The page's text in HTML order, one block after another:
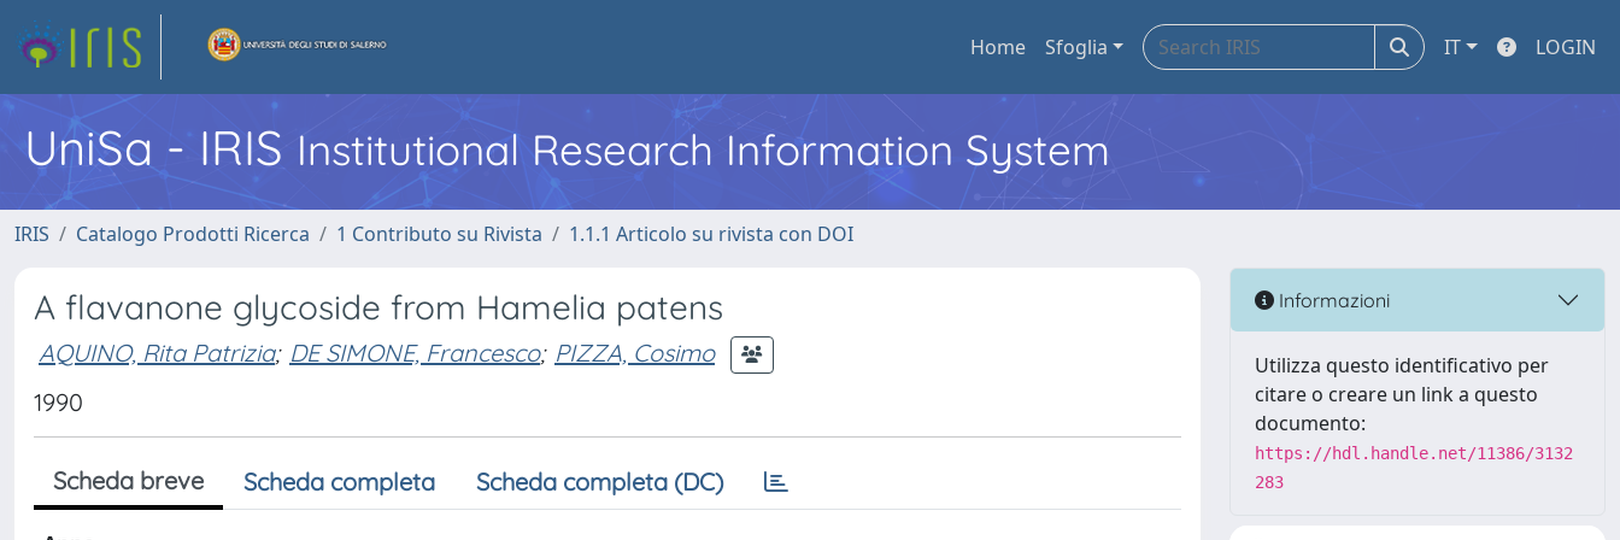
Home Sfoglia IT LOGIN
UniSa - IRIS Institutional Research Information System
IRIS Catalogo Prodotti Ricerca 1 Contributo su Rivista 1.1.1 Articolo su rivista con DOI
A flavanone glycoside from Hamelia patens
AQUINO, Rita Patrizia; DE SIMONE, Francesco; PIZZA, Cosimo
1990
Scheda breve Scheda completa Scheda completa (DC)
Informazioni
Utilizza questo identificativo per
citare o creare un link a questo
documento:
https://hdl.handle.net/11386/3132
283